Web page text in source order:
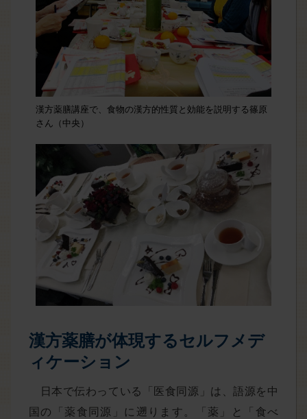
漢方薬膳講座で、食物の漢方的性質と効能を説明する篠原
さん（中央）
漢方薬膳が体現するセルフメデ
ィケーション
日本で伝わっている「医食同源」は、語源を中
国の「薬食同源」に遡ります。「薬」と「食べ